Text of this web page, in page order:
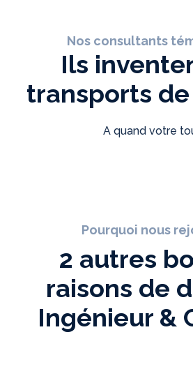
Nos consultants
Ils
transports
A quand votre
Pourquoi nous
2 autres
raisons de
Ingénieur &